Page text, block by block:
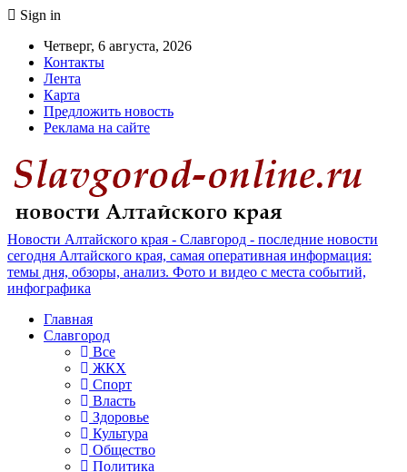
Sign in
Четверг, 6 августа, 2026
Контакты
Лента
Карта
Предложить новость
Реклама на сайте
Новости Алтайского края - Славгород - последние новости
сегодня Алтайского края, самая оперативная информация:
темы дня, обзоры, анализ. Фото и видео с места событий,
инфографика
Главная
Славгород
Все
ЖКХ
Спорт
Власть
Здоровье
Культура
Общество
Политика